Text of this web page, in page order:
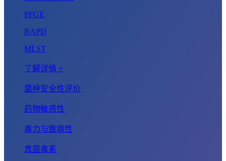
PFGE
RAPD
MLST
了解详情 +
菌种安全性评价
药物敏感性
毒力与致病性
真菌毒素